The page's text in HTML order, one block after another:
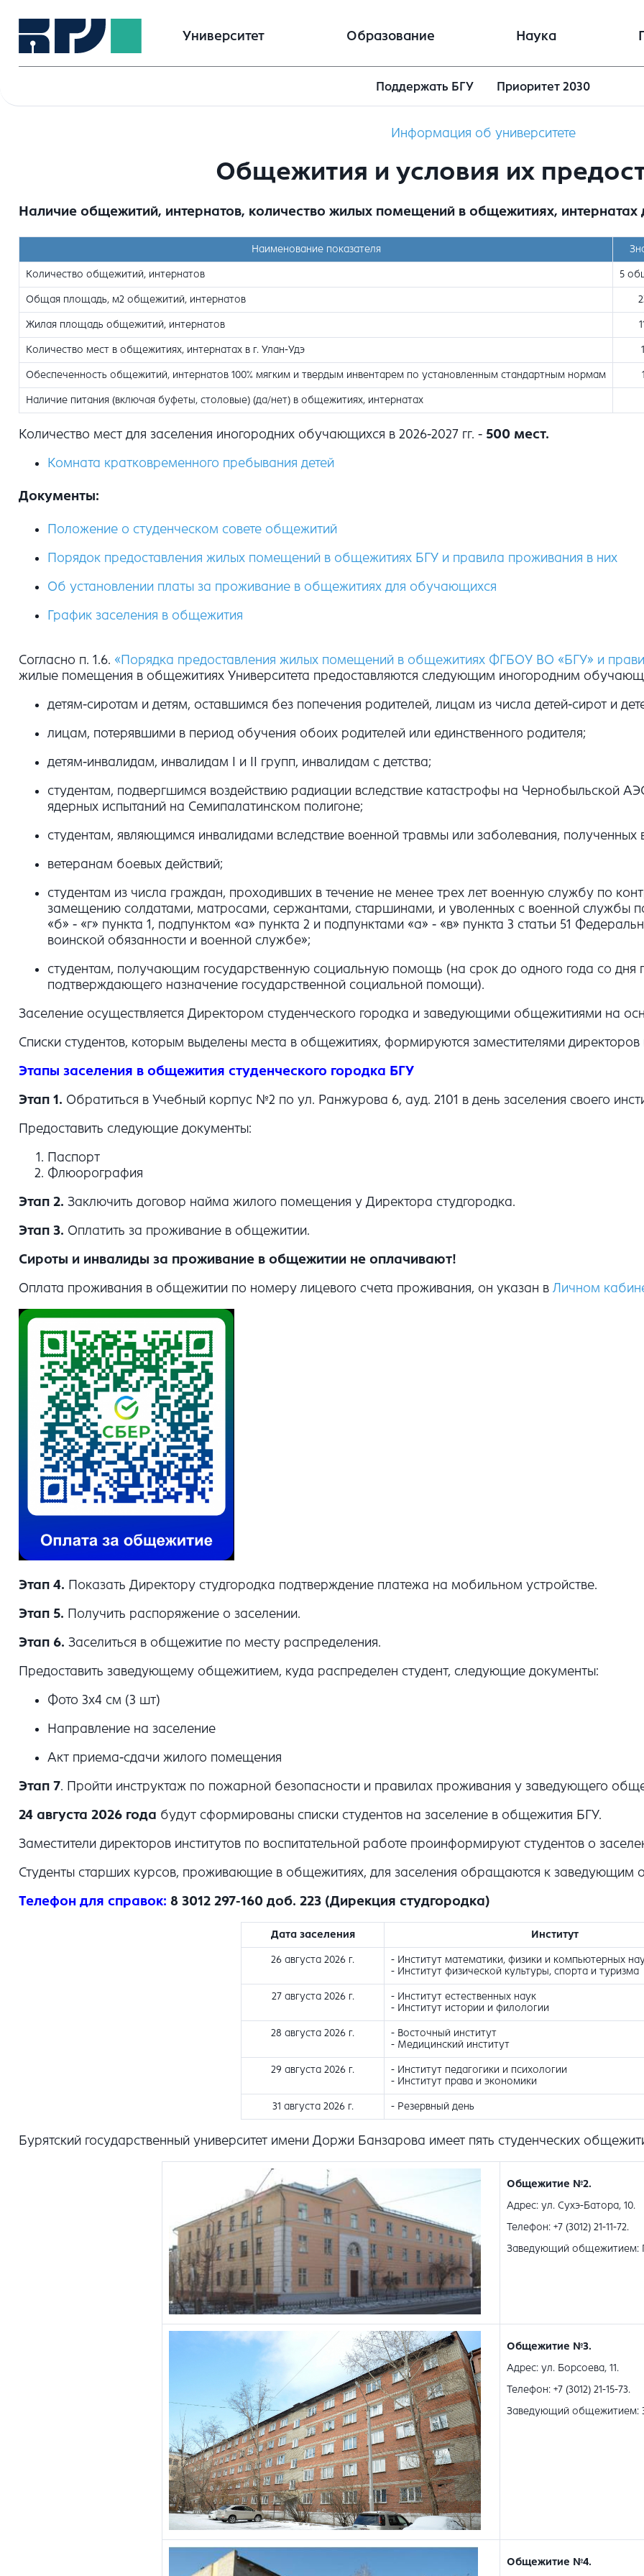
Университет Образование Наука
Поддержать БГУ Приоритет 2030
Информация об университете
Общежития и условия их
Наличие общежитий, интернатов, количество жилых помещений в общежитиях,
Наименование показателя
Количество общежитий, интернатов 5
Общая площадь, м2 общежитий, интернатов
Жилая площадь общежитий, интернатов
Количество мест в общежитиях, интернатах в г. Улан-Удэ
Обеспеченность общежитий, интернатов 100% мягким и твердым инвентарем по установленным стандартным нормам
Наличие питания (включая буфеты, столовые) (да/нет) в общежитиях, интернатах
Количество мест для заселения иногородних обучающихся в 2026-2027 гг. - 500 мест.
Комната кратковременного пребывания детей
Документы:
Положение о студенческом совете общежитий
Порядок предоставления жилых помещений в общежитиях БГУ и правила проживания в них
Об установлении платы за проживание в общежитиях для обучающихся
График заселения в общежития
Согласно п. 1.6. «Порядка предоставления жилых помещений в общежитиях ФГБОУ ВО «БГУ» и
жилые помещения в общежитиях Университета предоставляются следующим иногородним
детям-сиротам и детям, оставшимся без попечения родителей, лицам из числа детей-сирот и
лицам, потерявшими в период обучения обоих родителей или единственного родителя;
детям-инвалидам, инвалидам I и II групп, инвалидам с детства;
студентам, подвергшимся воздействию радиации вследствие катастрофы на Чернобыльской
ядерных испытаний на Семипалатинском полигоне;
студентам, являющимся инвалидами вследствие военной травмы или заболевания,
ветеранам боевых действий;
студентам из числа граждан, проходивших в течение не менее трех лет военную службу по
замещению солдатами, матросами, сержантами, старшинами, и уволенных с военной службы
«б» - «г» пункта 1, подпунктом «а» пункта 2 и подпунктами «а» - «в» пункта 3 статьи 51
воинской обязанности и военной службе»;
студентам, получающим государственную социальную помощь (на срок до одного года со дня
подтверждающего назначение государственной социальной помощи).
Заселение осуществляется Директором студенческого городка и заведующими общежитиями на
Списки студентов, которым выделены места в общежитиях, формируются заместителями директоров
Этапы заселения в общежития студенческого городка БГУ
Этап 1. Обратиться в Учебный корпус №2 по ул. Ранжурова 6, ауд. 2101 в день заселения своего
Предоставить следующие документы:
Паспорт
Флюорография
Этап 2. Заключить договор найма жилого помещения у Директора студгородка.
Этап 3. Оплатить за проживание в общежитии.
Сироты и инвалиды за проживание в общежитии не оплачивают!
Оплата проживания в общежитии по номеру лицевого счета проживания, он указан в Личном
Этап 4. Показать Директору студгородка подтверждение платежа на мобильном устройстве.
Этап 5. Получить распоряжение о заселении.
Этап 6. Заселиться в общежитие по месту распределения.
Предоставить заведующему общежитием, куда распределен студент, следующие документы:
Фото 3x4 см (3 шт)
Направление на заселение
Акт приема-сдачи жилого помещения
Этап 7. Пройти инструктаж по пожарной безопасности и правилах проживания у заведующего
24 августа 2026 года будут сформированы списки студентов на заселение в общежития БГУ.
Заместители директоров институтов по воспитательной работе проинформируют студентов о
Студенты старших курсов, проживающие в общежитиях, для заселения обращаются к заведующим
Телефон для справок: 8 3012 297-160 доб. 223 (Дирекция студгородка)
Дата заселения Институт
26 августа 2026 г.
- Институт математики, физики и компьютерных
- Институт физической культуры, спорта и туризма
27 августа 2026 г.
- Институт естественных наук
- Институт истории и филологии
28 августа 2026 г.
- Восточный институт
- Медицинский институт
29 августа 2026 г.
- Институт педагогики и психологии
- Институт права и экономики
31 августа 2026 г. - Резервный день
Бурятский государственный университет имени Доржи Банзарова имеет пять студенческих
Общежитие №2.
Адрес: ул. Сухэ-Батора, 10.
Телефон: +7 (3012) 21-11-72.
Заведующий общежитием:
Общежитие №3.
Адрес: ул. Борсоева, 11.
Телефон: +7 (3012) 21-15-73.
Заведующий общежитием:
Общежитие №4.